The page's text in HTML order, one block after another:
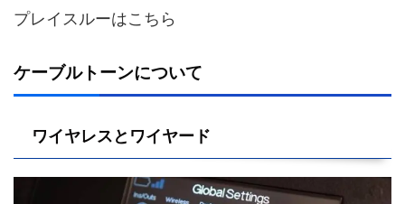
プレイスルーはこちら
ケーブルトーンについて
ワイヤレスとワイヤード